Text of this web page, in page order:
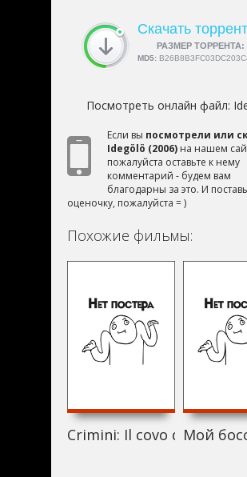
Скачать
РАЗМЕР ТОРРЕНТА:
СКАЧАЛИ:4189
MD5:
Посмотреть онлайн файл:
Если вы посмотрели или
Idegölö (2006) на нашем
пожалуйста оставьте к нему
комментарий - будем вам
благодарны за это. И
оценочку, пожалуйста = )
Похожие фильмы:
Crimini: Il covo di Teresa
Мой